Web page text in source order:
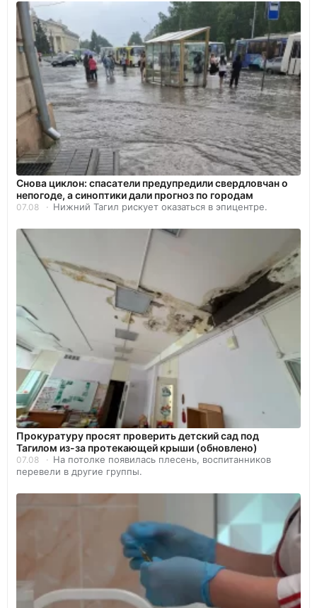
Снова циклон: спасатели предупредили свердловчан о
непогоде, а синоптики дали прогноз по городам
07.08 Нижний Тагил рискует оказаться в эпицентре.
Прокуратуру просят проверить детский сад под
Тагилом из-за протекающей крыши (обновлено)
07.08
На потолке появилась плесень, воспитанников
перевели в другие группы.